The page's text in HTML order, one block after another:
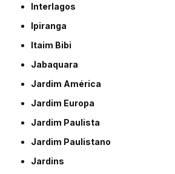
Interlagos
Ipiranga
Itaim Bibi
Jabaquara
Jardim América
Jardim Europa
Jardim Paulista
Jardim Paulistano
Jardins